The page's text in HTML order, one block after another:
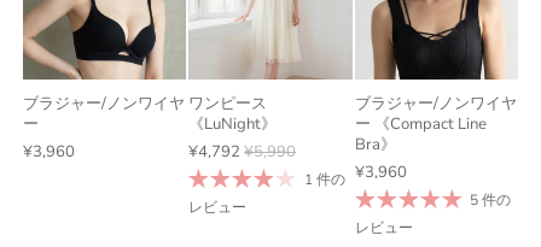
ブラジャー/ノンワイヤ
ー
¥3,960
ワンピース
《LuNight》
¥4,792 ¥5,990
1 件の
レビュー
ブラジャー/ノンワイヤ
ー 《Compact Line
Bra》
¥3,960
5 件の
レビュー